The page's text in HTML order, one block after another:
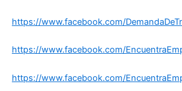
https://www.facebook.com/
https://www.facebook.com/
https://www.facebook.com/